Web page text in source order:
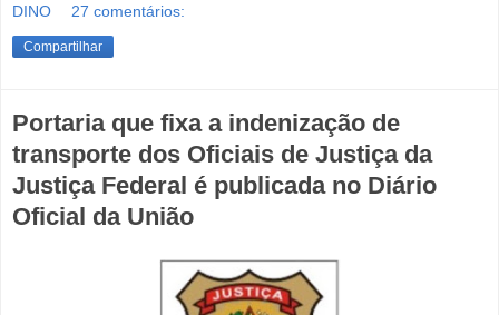
DINO 27 comentários:
Compartilhar
Portaria que fixa a indenização de
transporte dos Oficiais de Justiça da
Justiça Federal é publicada no Diário
Oficial da União